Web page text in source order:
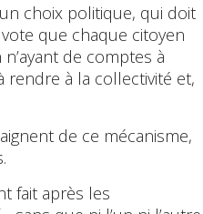
choix politique, qui doit
que chaque citoyen
de comptes à
rendre à la collectivité et,
de ce mécanisme,
fait après les